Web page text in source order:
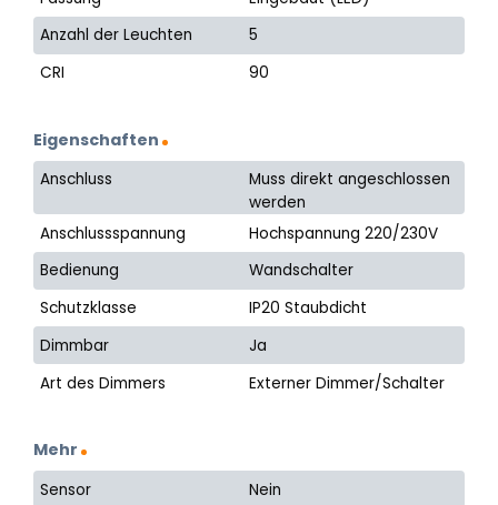
Anzahl der Leuchten
5
CRI
90
Eigenschaften
Anschluss
Muss direkt angeschlossen
werden
Anschlussspannung
Hochspannung 220/230V
Bedienung
Wandschalter
Schutzklasse
IP20 Staubdicht
Dimmbar
Ja
Art des Dimmers
Externer Dimmer/Schalter
Mehr
Sensor
Nein